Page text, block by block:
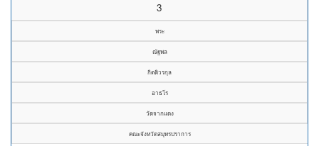
3
พระ
ณัฐพล
กิตติวรกุล
อาธโร
วัดจากแดง
คณะจังหวัดสมุทรปราการ